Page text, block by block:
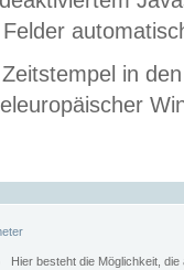
Felder
in
Hier besteht die Möglichkeit,